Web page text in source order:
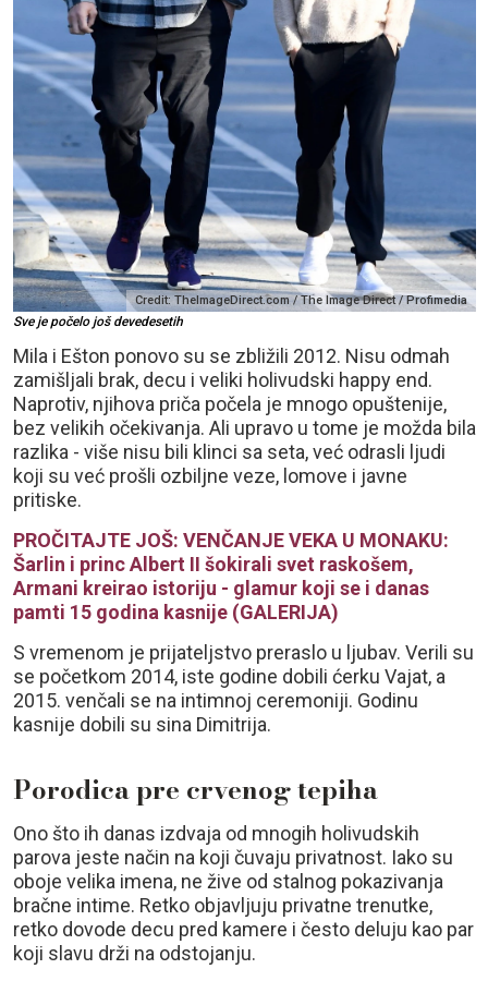
Credit: TheImageDirect.com / The Image Direct / Profimedia
Sve je počelo još devedesetih
Mila i Ešton ponovo su se zbližili 2012. Nisu odmah
zamišljali brak, decu i veliki holivudski happy end.
Naprotiv, njihova priča počela je mnogo opuštenije,
bez velikih očekivanja. Ali upravo u tome je možda bila
razlika - više nisu bili klinci sa seta, već odrasli ljudi
koji su već prošli ozbiljne veze, lomove i javne
pritiske.
PROČITAJTE JOŠ: VENČANJE VEKA U MONAKU:
Šarlin i princ Albert II šokirali svet raskošem,
Armani kreirao istoriju - glamur koji se i danas
pamti 15 godina kasnije (GALERIJA)
S vremenom je prijateljstvo preraslo u ljubav. Verili su
se početkom 2014, iste godine dobili ćerku Vajat, a
2015. venčali se na intimnoj ceremoniji. Godinu
kasnije dobili su sina Dimitrija.
Porodica pre crvenog tepiha
Ono što ih danas izdvaja od mnogih holivudskih
parova jeste način na koji čuvaju privatnost. Iako su
oboje velika imena, ne žive od stalnog pokazivanja
bračne intime. Retko objavljuju privatne trenutke,
retko dovode decu pred kamere i često deluju kao par
koji slavu drži na odstojanju.